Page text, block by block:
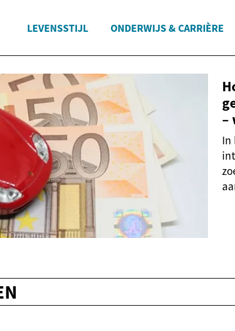
LEVENSSTIJL ONDERWIJS & CARRIÈRE
–
In